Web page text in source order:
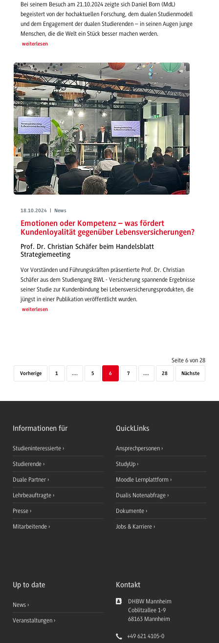
Bei seinem Besuch am 21.10.2024 zeigte sich Daniel Born (MdL)
begeistert von der hochaktuellen Forschung, dem dualen Studienmodell
und dem Engagement der dualen Studierenden – in seinen Augen junge
Menschen, die die Welt ein Stück besser machen werden.
weiterlesen
18.10.2024 | News
Emotionen oder Kompetenz – was fördert
Kundenloyalität gegenüber Lebensversicherungen?
Prof. Dr. Christian Schäfer beim Handelsblatt
Strategiemeeting
Vor Vorständen und Führungskräften präsentierte Prof. Dr. Christian
Schäfer aus dem Studiengang BWL - Versicherung spannende Ergebnisse
seiner Studie zur Kundenbindung bei Lebensversicherungsprodukten, die
jüngst in einer Publikation veröffentlicht wurden.
weiterlesen
Seite 6 von 28
Vorherige 1 .... 5 6 7 .... 28 Nächste
Informationen für
Studieninteressierte
Studierende
Duale Partner
Lehrbeauftragte
Presse
Mitarbeitende
QuickLinks
Ansprechpersonen
StudyUp
Moodle Lernplattform
Dualis Notenabfrage
Dokumente
Jobs & Karriere
Up to date
News
Veranstaltungen
Kontakt
DHBW Mannheim
Coblitzallee 1-9
68163 Mannheim
+49 621 4105-0